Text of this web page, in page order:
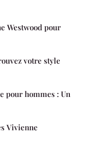
Westwood pour
votre style
pour hommes : Un
Vivienne